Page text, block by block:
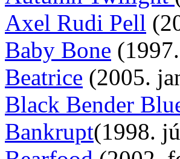
Axel Rudi Pell
Baby Bone
Beatrice (2005.
Black Bender
Bankrupt(1998.